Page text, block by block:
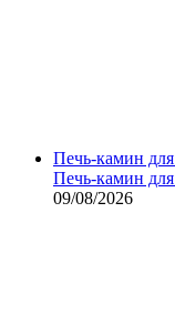
Печь-камин для
Печь-камин для
09/08/2026